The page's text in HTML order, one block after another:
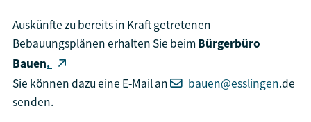
Auskünfte zu bereits in Kraft getretenen
Bebauungsplänen erhalten Sie beimBürgerbüro
Bauen.
Sie können dazu eine E-Mail an
bauen@esslingen.de
senden.